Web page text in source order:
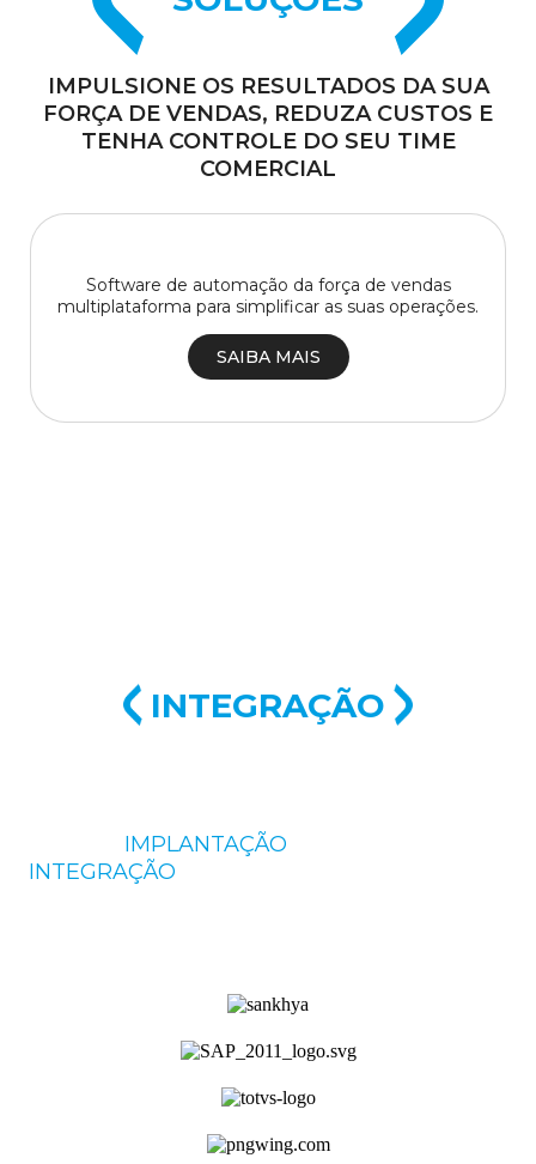
IMPULSIONE OS RESULTADOS DA SUA
FORÇADE VENDAS, REDUZA CUSTOS E
TENHACONTROLE DO SEU TIME
COMERCIAL
Software de automação da força de vendas
multiplataforma para simplificar as suas operações.
SAIBA MAIS
INTEGRAÇÃO
IMPLANTAÇÃO
INTEGRAÇÃO